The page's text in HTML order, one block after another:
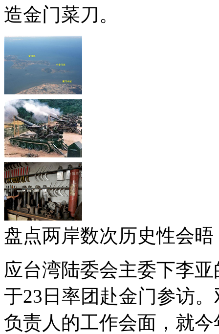
造金门菜刀。
盘点两岸数次历史性会晤
应台湾陆委会主委下李
于23日率团赴金门参访
负责人的工作会面，就